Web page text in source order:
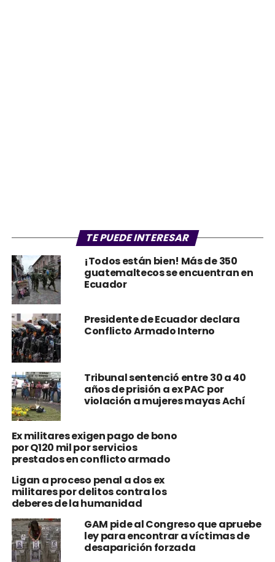
TE PUEDE INTERESAR
¡Todos están bien! Más de 350
guatemaltecos se encuentran en
Ecuador
Presidente de Ecuador declara
Conflicto Armado Interno
Tribunal sentenció entre 30 a 40
años de prisión a ex PAC por
violación a mujeres mayas Achí
Ex militares exigen pago de bono
por Q120 mil por servicios
prestados en conflicto armado
Ligan a proceso penal a dos ex
militares por delitos contra los
deberes de la humanidad
GAM pide al Congreso que apruebe
ley para encontrar a víctimas de
desaparición forzada